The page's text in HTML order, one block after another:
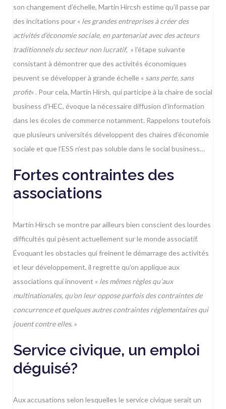
son changement d’échelle, Martin Hircsh estime qu’il passe par
des incitations pour « les grandes entreprises à créer des
activités d’économie sociale, en partenariat avec des acteurs
traditionnels du secteur non lucratif, » l’étape suivante
consistant à démontrer que des activités économiques
peuvent se développer à grande échelle « sans perte, sans
profit« . Pour cela, Martin Hirsh, qui participe à la chaire de social
business d’HEC, évoque la nécessaire diffusion d’information
dans les écoles de commerce notamment. Rappelons toutefois
que plusieurs universités développent des chaires d’économie
sociale et que l’ESS n’est pas soluble dans le social business…
Fortes contraintes des
associations
Martin Hirsch se montre par ailleurs bien conscient des lourdes
difficultés qui pèsent actuellement sur le monde associatif.
Évoquant les obstacles qui freinent le démarrage des activités
et leur développement, il regrette qu’on applique aux
associations qui innovent « les mêmes règles qu’aux
multinationales, qu’on leur oppose parfois des contraintes de
concurrence et quelques autres contraintes réglementaires qui
jouent contre elles. »
Service civique, un emploi
déguisé?
Aux accusations selon lesquelles le service civique serait un